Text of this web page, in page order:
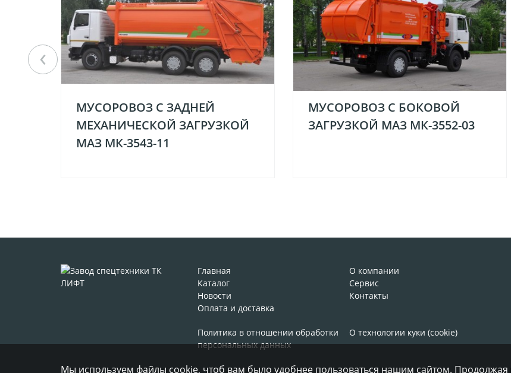
МУСОРОВОЗ С ЗАДНЕЙ
МЕХАНИЧЕСКОЙ ЗАГРУЗКОЙ
МАЗ МК-3543-11
МУСОРОВОЗ С БОКОВОЙ
ЗАГРУЗКОЙ МАЗ МК-3552-03
‹
Главная
О компании
Каталог
Сервис
Новости
Контакты
Оплата и доставка
Политика в отношении обработки
персональных данных
О технологии куки (cookie)
Мы используем файлы cookie, чтоб вам было удобнее пользоваться нашим сайтом. Продолжая